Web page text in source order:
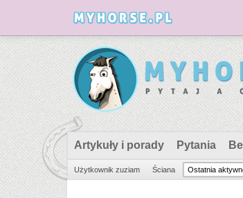
Artykuły i porady Pytania
Użytkownik zuziam Ściana Ostatnia